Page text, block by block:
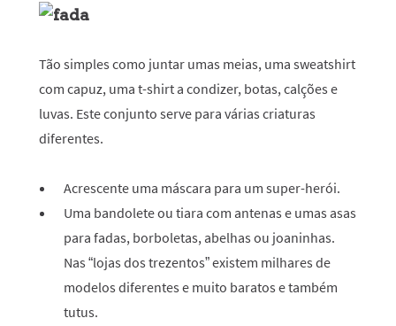
Tão simples como juntar umas meias, uma sweatshirt
com capuz, uma t-shirt a condizer, botas, calções e
luvas. Este conjunto serve para várias criaturas
diferentes.
Acrescente uma máscara para um super-herói.
Uma bandolete ou tiara com antenas e umas asas
para fadas, borboletas, abelhas ou joaninhas.
Nas “lojas dos trezentos” existem milhares de
modelos diferentes e muito baratos e também
tutus.